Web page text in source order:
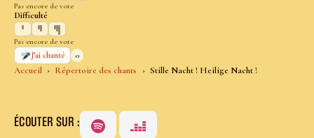
Accueil Répertoire des chants Stille Nacht ! Heilige Nacht !
Pas encore de vote
Difficulté
Pas encore de vote
J’ai chanté
0
ÉCOUTER SUR :